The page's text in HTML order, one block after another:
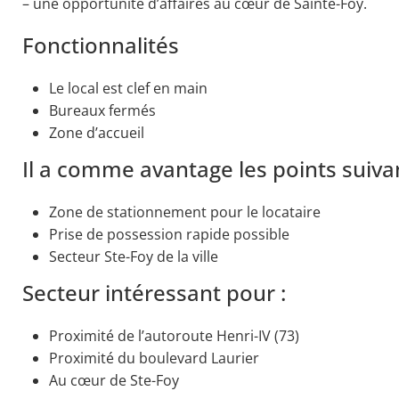
Fonctionnalités
Le local est clef en main
Bureaux fermés
Zone d’accueil
Il a comme avantage les points
Zone de stationnement pour le locataire
Prise de possession rapide possible
Secteur Ste-Foy de la ville
Secteur intéressant pour :
Proximité de l’autoroute Henri-IV (73)
Proximité du boulevard Laurier
Au cœur de Ste-Foy